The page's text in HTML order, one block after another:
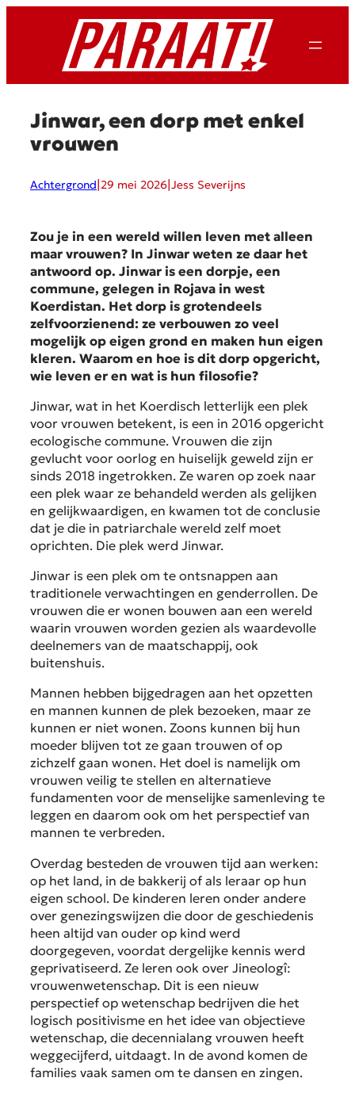
Jinwar, een dorp met enkel
vrouwen
Achtergrond 29 mei 2026 Jess Severijns
Zou je in een wereld willen leven met alleen
maar vrouwen? In Jinwar weten ze daar het
antwoord op. Jinwar is een dorpje, een
commune, gelegen in Rojava in west
Koerdistan. Het dorp is grotendeels
zelfvoorzienend: ze verbouwen zo veel
mogelijk op eigen grond en maken hun eigen
kleren. Waarom en hoe is dit dorp opgericht,
wie leven er en wat is hun filosofie?
Jinwar, wat in het Koerdisch letterlijk een plek
voor vrouwen betekent, is een in 2016 opgericht
ecologische commune. Vrouwen die zijn
gevlucht voor oorlog en huiselijk geweld zijn er
sinds 2018 ingetrokken. Ze waren op zoek naar
een plek waar ze behandeld werden als gelijken
en gelijkwaardigen, en kwamen tot de conclusie
dat je die in patriarchale wereld zelf moet
oprichten. Die plek werd Jinwar.
Jinwar is een plek om te ontsnappen aan
traditionele verwachtingen en genderrollen. De
vrouwen die er wonen bouwen aan een wereld
waarin vrouwen worden gezien als waardevolle
deelnemers van de maatschappij, ook
buitenshuis.
Mannen hebben bijgedragen aan het opzetten
en mannen kunnen de plek bezoeken, maar ze
kunnen er niet wonen. Zoons kunnen bij hun
moeder blijven tot ze gaan trouwen of op
zichzelf gaan wonen. Het doel is namelijk om
vrouwen veilig te stellen en alternatieve
fundamenten voor de menselijke samenleving te
leggen en daarom ook om het perspectief van
mannen te verbreden.
Overdag besteden de vrouwen tijd aan werken:
op het land, in de bakkerij of als leraar op hun
eigen school. De kinderen leren onder andere
over genezingswijzen die door de geschiedenis
heen altijd van ouder op kind werd
doorgegeven, voordat dergelijke kennis werd
geprivatiseerd. Ze leren ook over Jineologî:
vrouwenwetenschap. Dit is een nieuw
perspectief op wetenschap bedrijven die het
logisch positivisme en het idee van objectieve
wetenschap, die decennialang vrouwen heeft
weggecijferd, uitdaagt. In de avond komen de
families vaak samen om te dansen en zingen.